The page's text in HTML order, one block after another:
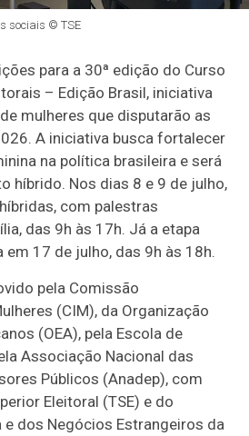
sociais © TSE
para a 30ª edição do Curso
– Edição Brasil, iniciativa
mulheres que disputarão as
A iniciativa busca fortalecer
na política brasileira e será
híbrido. Nos dias 8 e 9 de julho,
com palestras
das 9h às 17h. Já a etapa
17 de julho, das 9h às 18h.
pela Comissão
(CIM), da Organização
(OEA), pela Escola de
Associação Nacional das
Públicos (Anadep), com
Eleitoral (TSE) e do
e dos Negócios Estrangeiros da